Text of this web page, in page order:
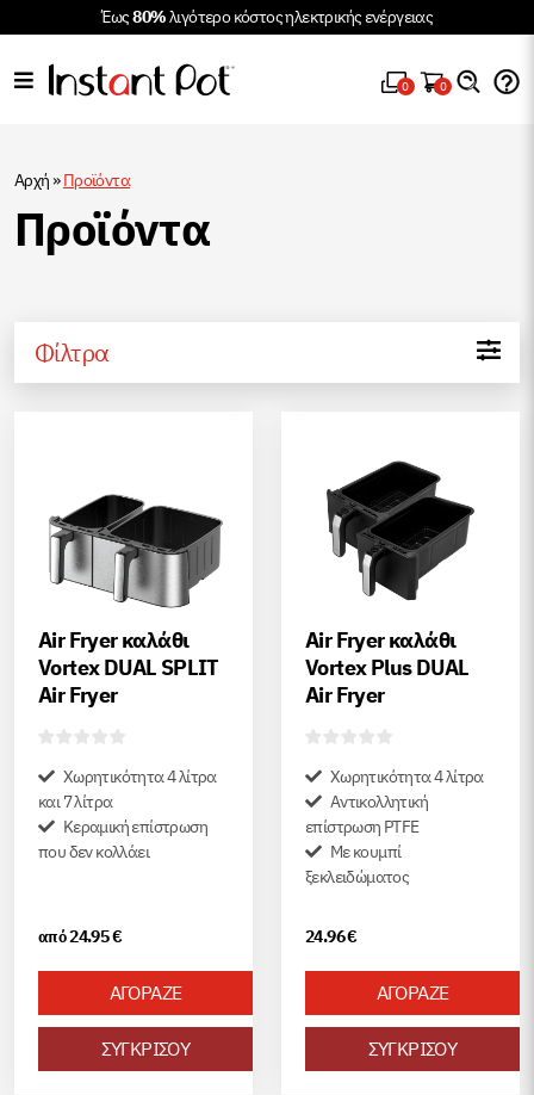
Έως80%λιγότερο κόστος ηλεκτρικής ενέργειας
0 0
Αρχή»Προϊόντα
Προϊόντα
Φίλτρα
Air Fryer καλάθι
Vortex DUAL SPLIT
Air Fryer
Χωρητικότητα 4 λίτρα
και 7 λίτρα
Κεραμική επίστρωση
που δεν κολλάει
από24.95€
ΑΓΟΡΑΖΕ
ΣΥΓΚΡΙΣΟΥ
Air Fryer καλάθι
Vortex Plus DUAL
Air Fryer
Χωρητικότητα 4 λίτρα
Αντικολλητική
επίστρωση PTFE
Με κουμπί
ξεκλειδώματος
24.96€
ΑΓΟΡΑΖΕ
ΣΥΓΚΡΙΣΟΥ